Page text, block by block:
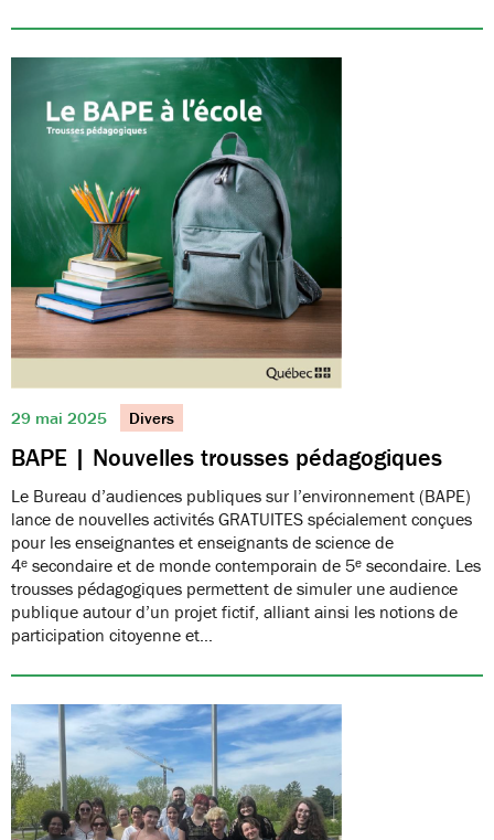
29 mai 2025 Divers
BAPE | Nouvelles trousses pédagogiques
Le Bureau d’audiences publiques sur l’environnement (BAPE)
lance de nouvelles activités GRATUITES spécialement conçues
pour les enseignantes et enseignants de science de
4ᵉ secondaire et de monde contemporain de 5ᵉ secondaire. Les
trousses pédagogiques permettent de simuler une audience
publique autour d’un projet fictif, alliant ainsi les notions de
participation citoyenne et…